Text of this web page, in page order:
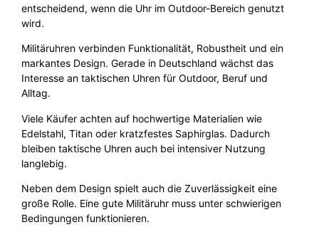
entscheidend, wenn die Uhr im Outdoor-Bereich genutzt
wird.
Militäruhren verbinden Funktionalität, Robustheit und ein
markantes Design. Gerade in Deutschland wächst das
Interesse an taktischen Uhren für Outdoor, Beruf und
Alltag.
Viele Käufer achten auf hochwertige Materialien wie
Edelstahl, Titan oder kratzfestes Saphirglas. Dadurch
bleiben taktische Uhren auch bei intensiver Nutzung
langlebig.
Neben dem Design spielt auch die Zuverlässigkeit eine
große Rolle. Eine gute Militäruhr muss unter schwierigen
Bedingungen funktionieren.